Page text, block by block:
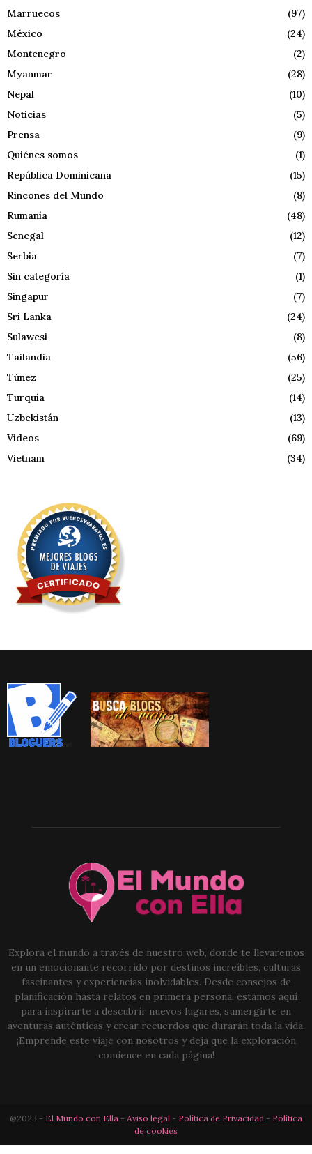
Marruecos
(97)
México
(24)
Montenegro
(2)
Myanmar
(28)
Nepal
(10)
Noticias
(5)
Prensa
(9)
Quiénes somos
(1)
República Dominicana
(15)
Rincones del Mundo
(8)
Rumanía
(48)
Senegal
(12)
Serbia
(7)
Sin categoría
(1)
Singapur
(7)
Sri Lanka
(24)
Sulawesi
(8)
Tailandia
(56)
Túnez
(25)
Turquía
(14)
Uzbekistán
(13)
Videos
(69)
Vietnam
(34)
Explora el mundo a través de nuestro web, donde te llevaremos
en un emocionante recorrido por destinos increíbles, culturas
fascinantes y experiencias inolvidables. Desde consejos de
planificación hasta relatos en primera persona, estamos aquí
para inspirarte a descubrir nuevos lugares, sumergirte en
aventuras auténticas y crear recuerdos que durarán toda la vida.
¡Emprende este viaje con nosotros y deja que la exploración
comience en cada página!
@2023 - El Mundo con Ella - Aviso legal - Política de Privacidad - Política
de cookies